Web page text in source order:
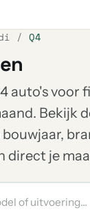
/ Q4
auto's voor
Bekijk
direct je